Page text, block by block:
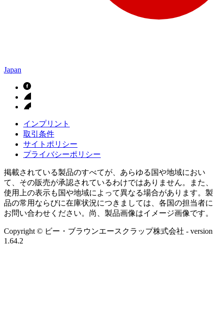
Japan
インプリント
取引条件
サイトポリシー
プライバシーポリシー
掲載されている製品のすべてが、あらゆる国や地域におい
て、その販売が承認されているわけではありません。また、
使用上の表示も国や地域によって異なる場合があります。製
品の常用ならびに在庫状況につきましては、各国の担当者に
お問い合わせください。尚、製品画像はイメージ画像です。
Copyright © ビー・ブラウンエースクラップ株式会社 - version
1.64.2